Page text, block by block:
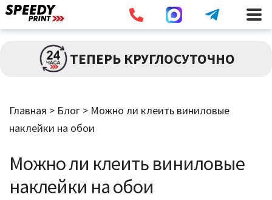
ПЕЧАТЬ
РАСХОДНИКИ
ДОСТАВКА
ТЕПЕРЬ КРУГЛОСУТОЧНО
Главная > Блог > Можно ли клеить виниловые
наклейки на обои
Можно ли клеить виниловые
наклейки на обои